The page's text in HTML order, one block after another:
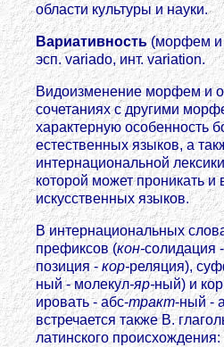
области культуры и науки.
Вариативность(морфем и
эсп. variado, инт. variation.
Видоизменение морфем и
сочетаниях с другими
характерную особенность
естественных языков, а
интернациональной
которой может проникать и
искусственных языков.
В интернациональных
префиксов (кон-солидация
позиция - кор-реляция),
ный - молекул-яр-ный) и
ировать - абс-тракт-ный -
встречается также В.
латинского происхождения: